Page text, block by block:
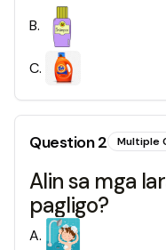
B.
C.
Question2 Multiple
Alin sa mga
pagligo?
A.